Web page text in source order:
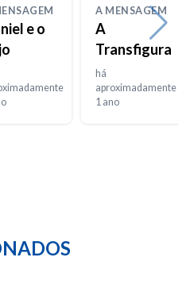
e o
A MENSAGEM
A
há
aproximadamente
1 ano